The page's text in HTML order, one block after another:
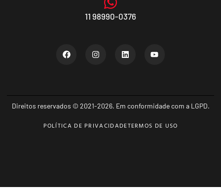
11 98990-0376
Direitos reservados © 2021-2026. Em conformidade com a LGPD.
POLÍTICA DE PRIVACIDADETERMOS DE USO